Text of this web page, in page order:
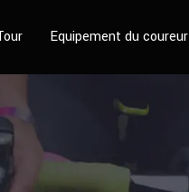
Equipement du coureur